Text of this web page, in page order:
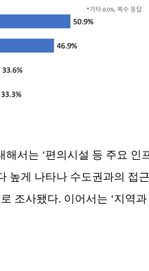
서는 ‘편의시설 등 주요 인
높게 나타나 수도권과의 접
조사됐다. 이어서는 ‘지역과